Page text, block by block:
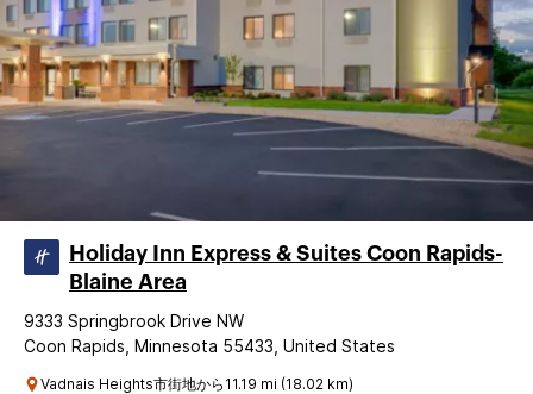
Holiday Inn Express & Suites Coon Rapids-
Blaine Area
9333 Springbrook Drive NW
Coon Rapids, Minnesota 55433, United States
Vadnais Heights市街地から11.19 mi (18.02 km)